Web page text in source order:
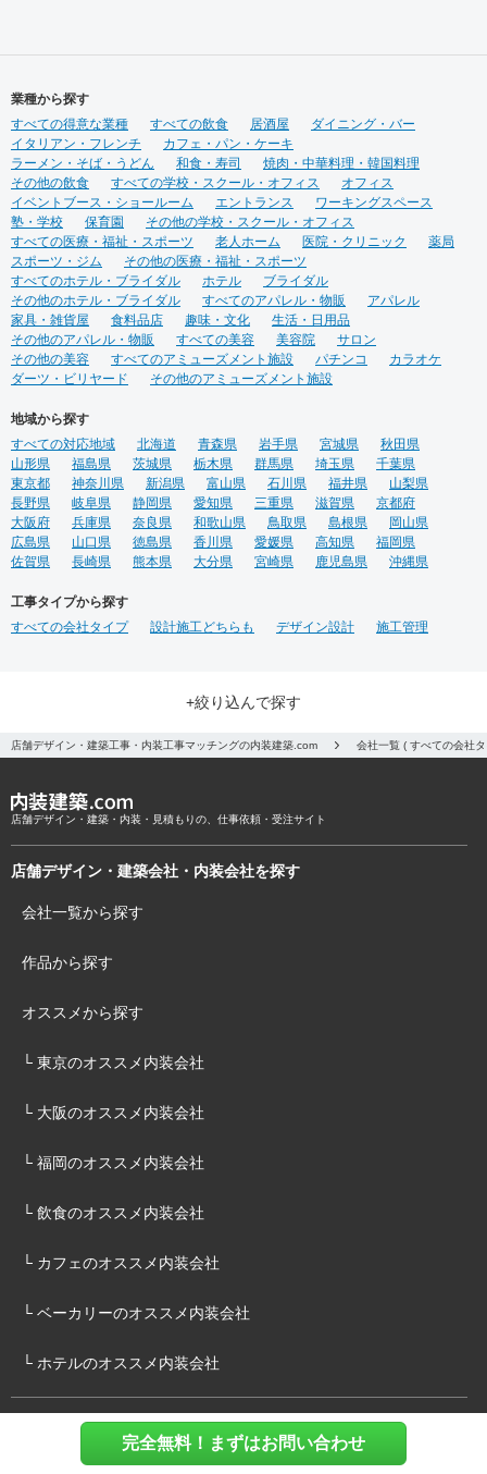
完全無料！まずはお問い合わせ
業種から探す
すべての得意な業種
すべての飲食 居酒屋
ダイニング・バー
イタリアン・フレンチ
カフェ・パン・ケーキ
ラーメン・そば・うどん
和食・寿司
焼肉・中華料理・韓国料理
その他の飲食
すべての学校・スクール・オフィス
オフィス
イベントブース・ショールーム
エントランス
ワーキングスペース
塾・学校
保育園
その他の学校・スクール・オフィス
すべての医療・福祉・スポーツ
老人ホーム 医院・クリニック
薬局
スポーツ・ジム
その他の医療・福祉・スポーツ
すべてのホテル・ブライダル
ホテル
ブライダル
その他のホテル・ブライダル
すべてのアパレル・物販
アパレル
家具・雑貨屋
食料品店 趣味・文化
生活・日用品
その他のアパレル・物販
すべての美容 美容院
サロン
その他の美容
すべてのアミューズメント施設 パチンコ
カラオケ
ダーツ・ビリヤード
その他のアミューズメント施設
地域から探す
すべての対応地域
北海道 青森県 岩手県 宮城県
秋田県
山形県
福島県 茨城県 栃木県 群馬県 埼玉県
千葉県
東京都
神奈川県 新潟県 富山県 石川県 福井県
山梨県
長野県
岐阜県 静岡県 愛知県 三重県 滋賀県
京都府
大阪府
兵庫県 奈良県 和歌山県 鳥取県 島根県
岡山県
広島県
山口県 徳島県 香川県 愛媛県 高知県
福岡県
佐賀県
長崎県 熊本県 大分県 宮崎県 鹿児島県 沖縄県
工事タイプから探す
すべての会社タイプ
設計施工どちらも デザイン設計 施工管理
+絞り込んで探す
店舗デザイン・建築工事・内装工事マッチングの内装建築.com 会社一覧 ( すべての会社
店舗デザイン・建築・内装・見積もりの、仕事依頼・受注サイト
店舗デザイン・建築会社・内装会社を探す
会社一覧から探す
作品から探す
オススメから探す
└ 東京のオススメ内装会社
└ 大阪のオススメ内装会社
└ 福岡のオススメ内装会社
└ 飲食のオススメ内装会社
└ カフェのオススメ内装会社
└ ベーカリーのオススメ内装会社
└ ホテルのオススメ内装会社
内装建築.comについて